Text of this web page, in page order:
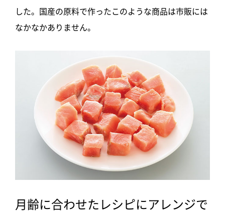
した。国産の原料で作ったこのような商品は市販には
なかなかありません。
月齢に合わせたレシピにアレンジで